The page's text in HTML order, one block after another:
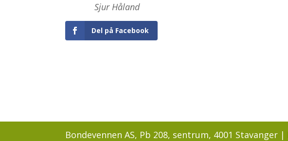
Sjur Håland
Del på Facebook
Bondevennen AS, Pb 208, sentrum, 4001 Stavanger |